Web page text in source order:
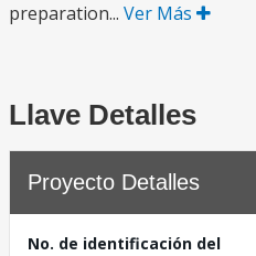
preparation... Ver Más
Llave Detalles
Proyecto Detalles
No. de identificación del